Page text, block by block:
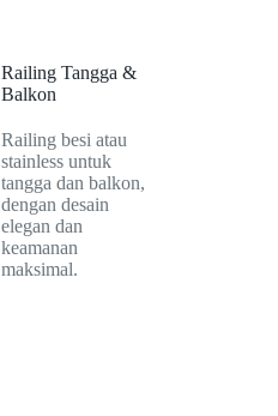
Railing Tangga &
Balkon
Railing besi atau
stainless untuk
tangga dan balkon,
dengan desain
elegan dan
keamanan
maksimal.